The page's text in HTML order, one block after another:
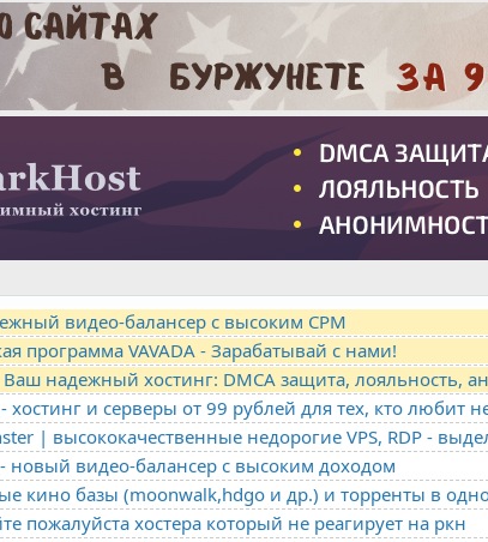
видео-балансер с высоким CPM
программа VAVADA - Зарабатывай с нами!
Ваш надежный хостинг: DMCA защита, лояльность,
| высококачественные недорогие VPS, RDP -
новый видео-балансер с высоким доходом
кино базы (moonwalk,hdgo и др.) и торренты в
пожалуйста хостера который не реагирует на ркн